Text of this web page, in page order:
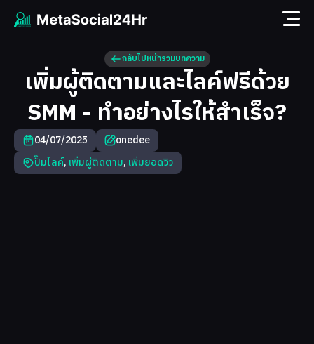
กลับไปหน้ารวมบทความ
เพิ่มผู้ติดตามและไลค์ฟรีด้วย
SMM - ทำอย่างไรให้สำเร็จ?
04/07/2025
onedee
ปั๊มไลค์, เพิ่มผู้ติดตาม, เพิ่มยอดวิว